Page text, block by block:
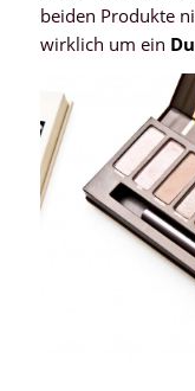
beiden Produkte
wirklich um ein